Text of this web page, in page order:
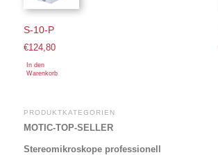
S-10-P
€124,80
In den
Warenkorb
PRODUKTKATEGORIEN
MOTIC-TOP-SELLER
Stereomikroskope professionell